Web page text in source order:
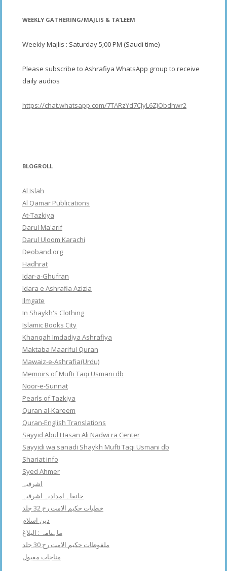
WEEKLY GATHERING/MAJLIS & TA’LEEM
Weekly Majlis : Saturday 5;00 PM (Saudi time)
Please subscribe to Ashrafiya WhatsApp group to receive
daily audios
https://chat.whatsapp.com/7TARzYd7CJyL6ZjObdhwr2
BLOGROLL
Al Islah
Al Qamar Publications
At-Tazkiya
Darul Ma'arif
Darul Uloom Karachi
Deoband.org
Hadhrat
Idar-a-Ghufran
Idara e Ashrafia Azizia
Ilmgate
In Shaykh's Clothing
Islamic Books City
Khanqah Imdadiya Ashrafiya
Maktaba Maariful Quran
Mawaiz-e-Ashrafia(Urdu)
Memoirs of Mufti Taqi Usmani db
Noor-e-Sunnat
Pearls of Tazkiya
Quran al-Kareem
Quran-English Translations
Sayyid Abul Hasan Ali Nadwi ra Center
Sayyidi wa sanadi Shaykh Mufti Taqi Usmani db
Shariat info
Syed Ahmer
اشرفبہ
خانقاہ امدادیہ اشرفیہ
خطبات حکیم الامت رح 32 جلد
دین اسلام
ماہنامہ : البلاغ
ملفوظات حکیم الامت رح 30 جلد
مناجات مقبول